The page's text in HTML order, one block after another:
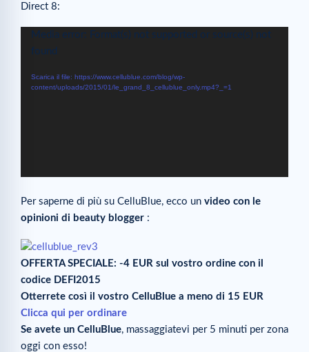
Direct 8:
Video
Player
Media error: Format(s) not supported or source(s) not
found
Scarica il file: https://www.cellublue.com/blog/wp-
content/uploads/2015/01/le_grand_8_cellublue_only.mp4?_=1
Per saperne di più su CelluBlue, ecco un video con le
opinioni di beauty blogger :
OFFERTA SPECIALE: -4 EUR sul vostro ordine con il
codice DEFI2015
Otterrete così il vostro CelluBlue a meno di 15 EUR
Clicca qui per ordinare
Se avete un CelluBlue, massaggiatevi per 5 minuti per zona
oggi con esso!